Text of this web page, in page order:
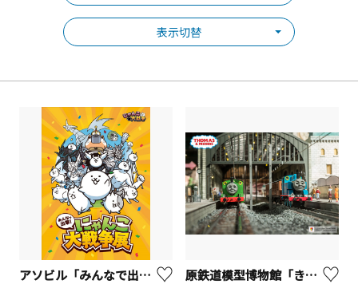
表示切替
アソビル「みんなで出撃！にゃんこ大戦争展」【横浜市】 原鉄道模型博物館「きかんしゃトーマス」模型走行【横浜市】